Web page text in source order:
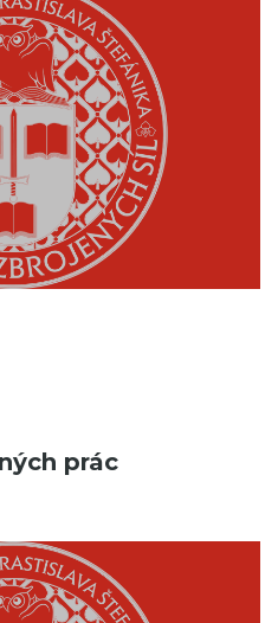
prác